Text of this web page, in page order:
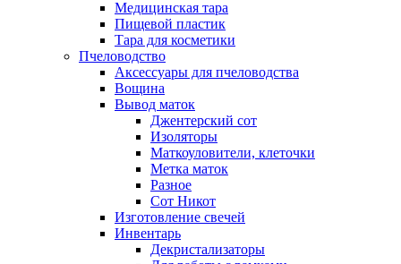
Медицинская тара
Пищевой пластик
Тара для косметики
Пчеловодство
Аксессуары для пчеловодства
Вощина
Вывод маток
Джентерский сот
Изоляторы
Маткоуловители, клеточки
Метка маток
Разное
Сот Никот
Изготовление свечей
Инвентарь
Декристализаторы